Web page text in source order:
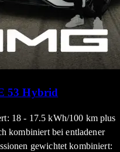
53 Hybrid
18 - 17.5 kWh/100 km plus
kombiniert bei entladener
gewichtet kombiniert: